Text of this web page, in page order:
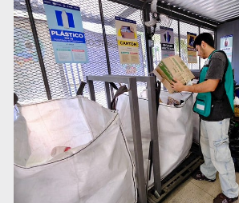
Congreso pide a la SEP combatir
desinformación en redes e IA